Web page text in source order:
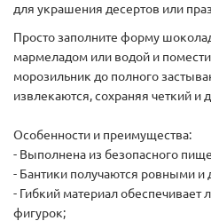
для украшения десертов или
Просто заполните форму
мармеладом или водой и
морозильник до полного
извлекаются, сохраняя четкий и
Особенности и преимущества:
- Выполнена из безопасного
- Бантики получаются ровными и
- Гибкий материал обеспечивает
фигурок;